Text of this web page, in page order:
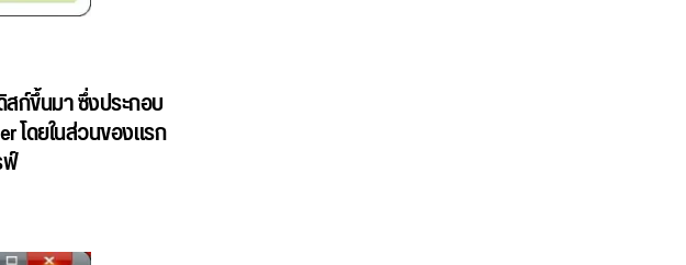
ก์ขึ้นมา ซึ่งประกอบ
โดยในส่วนของแรก